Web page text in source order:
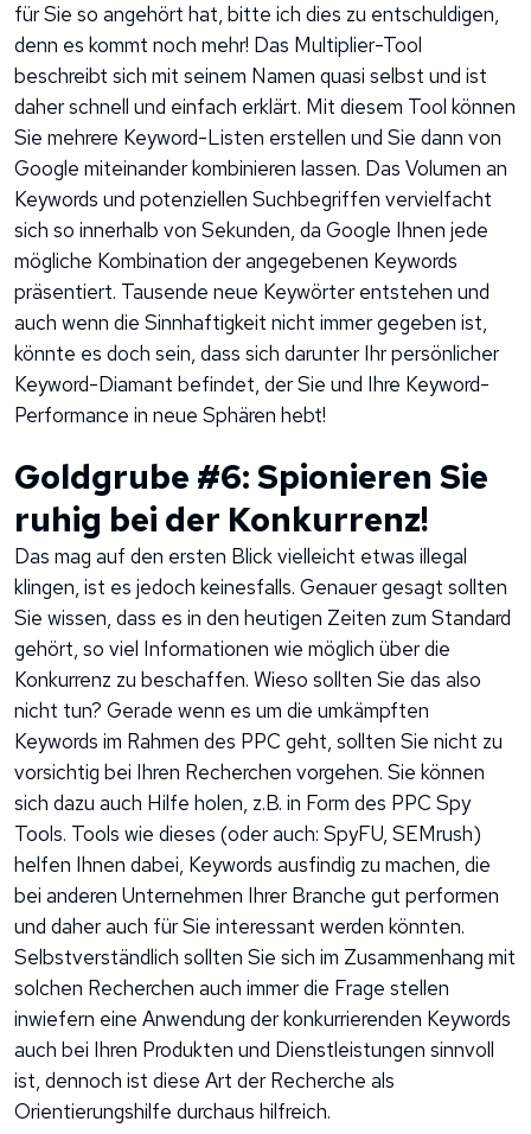
für Sie so angehört hat, bitte ich dies zu entschuldigen,
denn es kommt noch mehr! Das Multiplier-Tool
beschreibt sich mit seinem Namen quasi selbst und ist
daher schnell und einfach erklärt. Mit diesem Tool können
Sie mehrere Keyword-Listen erstellen und Sie dann von
Google miteinander kombinieren lassen. Das Volumen an
Keywords und potenziellen Suchbegriffen vervielfacht
sich so innerhalb von Sekunden, da Google Ihnen jede
mögliche Kombination der angegebenen Keywords
präsentiert. Tausende neue Keywörter entstehen und
auch wenn die Sinnhaftigkeit nicht immer gegeben ist,
könnte es doch sein, dass sich darunter Ihr persönlicher
Keyword-Diamant befindet, der Sie und Ihre Keyword-
Performance in neue Sphären hebt!
Goldgrube #6: Spionieren Sie
ruhig bei der Konkurrenz!
Das mag auf den ersten Blick vielleicht etwas illegal
klingen, ist es jedoch keinesfalls. Genauer gesagt sollten
Sie wissen, dass es in den heutigen Zeiten zum Standard
gehört, so viel Informationen wie möglich über die
Konkurrenz zu beschaffen. Wieso sollten Sie das also
nicht tun? Gerade wenn es um die umkämpften
Keywords im Rahmen des PPC geht, sollten Sie nicht zu
vorsichtig bei Ihren Recherchen vorgehen. Sie können
sich dazu auch Hilfe holen, z.B. in Form des PPC Spy
Tools. Tools wie dieses (oder auch: SpyFU, SEMrush)
helfen Ihnen dabei, Keywords ausfindig zu machen, die
bei anderen Unternehmen Ihrer Branche gut performen
und daher auch für Sie interessant werden könnten.
Selbstverständlich sollten Sie sich im Zusammenhang mit
solchen Recherchen auch immer die Frage stellen
inwiefern eine Anwendung der konkurrierenden Keywords
auch bei Ihren Produkten und Dienstleistungen sinnvoll
ist, dennoch ist diese Art der Recherche als
Orientierungshilfe durchaus hilfreich.